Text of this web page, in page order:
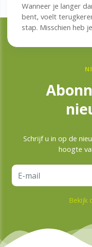
Wanneer je langer
bent, voelt
stap. Misschien heb
Schrijf u in op de
hoogte
Bekijk